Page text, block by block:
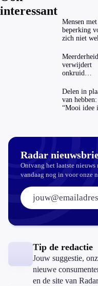
interessant
Mensen met
beperking
zich niet
Meerderheid
verwijdert
onkruid
‘Kwestie
bijhouden’
Delen in
van hebben:
“Mooi idee
Radar
Ontvang het laatste
vandaag nog in voor onze
E-mailadres:
Tip de redactie
Jouw suggestie,
nieuwe
en de site van